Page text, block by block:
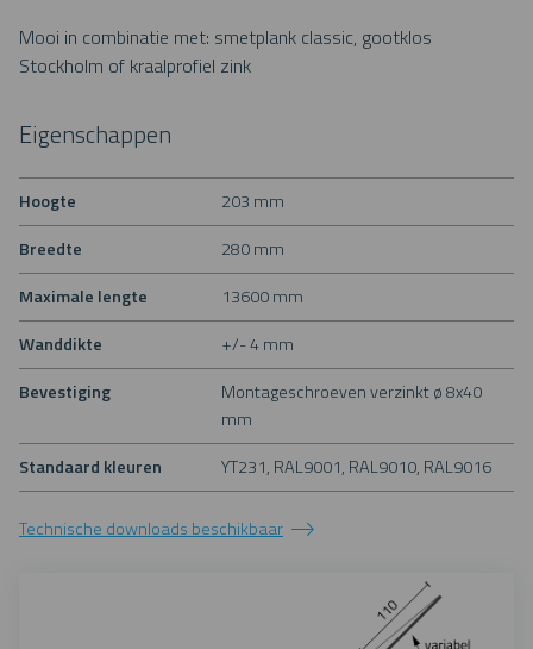
Mooi in combinatie met: smetplank classic, gootklos
Stockholm of kraalprofiel zink
Eigenschappen
Hoogte
203 mm
Breedte
280 mm
Maximale lengte
13600 mm
Wanddikte
+/- 4 mm
Bevestiging
Montageschroeven verzinkt ø 8x40
mm
Standaard kleuren
YT231, RAL9001, RAL9010, RAL9016
Technische downloads beschikbaar